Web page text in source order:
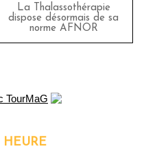
La Thalassothérapie
dispose désormais de sa
norme AFNOR
HEURE